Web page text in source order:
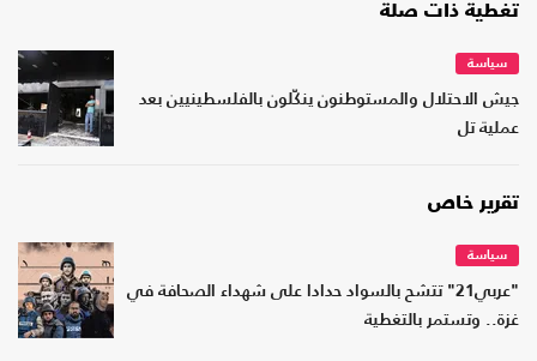
تغطية ذات صلة
سياسة
جيش الاحتلال والمستوطنون ينكّلون بالفلسطينيين بعد
عملية تل
تقرير خاص
سياسة
"عربي21" تتشح بالسواد حدادا على شهداء الصحافة في
غزة.. وتستمر بالتغطية